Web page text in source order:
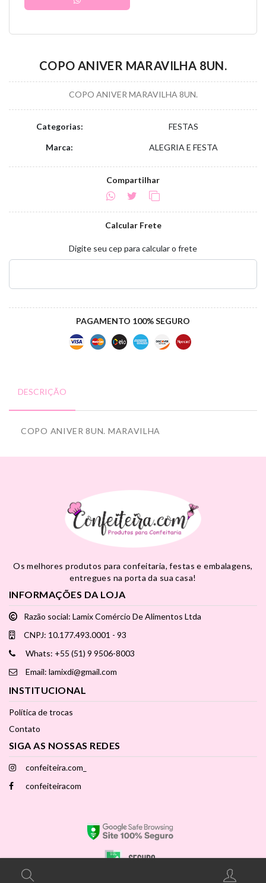
COPO ANIVER MARAVILHA 8UN.
COPO ANIVER MARAVILHA 8UN.
Categorias: FESTAS
Marca: ALEGRIA E FESTA
Compartilhar
Calcular Frete
Digite seu cep para calcular o frete
PAGAMENTO 100% SEGURO
DESCRIÇÃO
COPO ANIVER 8UN. MARAVILHA
Os melhores produtos para confeitaria, festas e embalagens,
entregues na porta da sua casa!
INFORMAÇÕES DA LOJA
Razão social: Lamix Comércio De Alimentos Ltda
CNPJ: 10.177.493.0001 - 93
Whats: +55 (51) 9 9506-8003
Email: lamixdi@gmail.com
INSTITUCIONAL
Política de trocas
Contato
SIGA AS NOSSAS REDES
confeiteira.com_
confeiteiracom